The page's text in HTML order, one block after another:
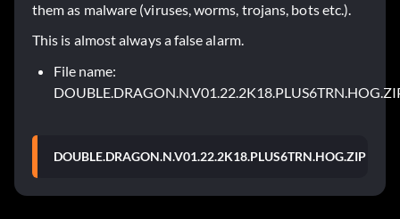
them as malware (viruses, worms, trojans, bots etc.).
This is almost always a false alarm.
File name:
DOUBLE.DRAGON.N.V01.22.2K18.PLUS6TRN.HOG.ZIP